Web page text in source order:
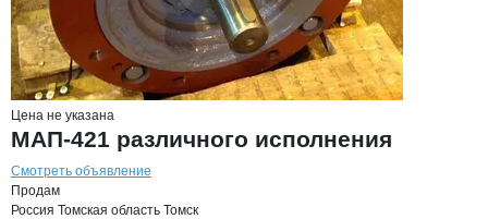
Цена не указана
МАП-421 различного исполнения
Смотреть объявление
Продам
Россия Томская область Томск